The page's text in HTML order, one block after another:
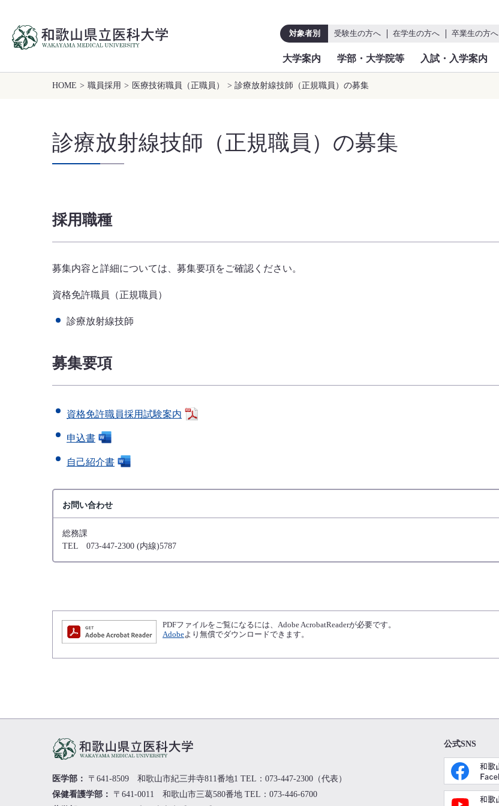
対象者別 受験生の方へ 在学生の方へ 卒業生の方へ
大学案内 学部・大学院等 入試・入学案内
HOME > 職員採用 > 医療技術職員（正職員） > 診療放射線技師（正規職員）の募集
診療放射線技師（正規職員）の募集
採用職種
募集内容と詳細については、募集要項をご確認ください。
資格免許職員（正規職員）
診療放射線技師
募集要項
資格免許職員採用試験案内
申込書
自己紹介書
お問い合わせ
総務課
TEL 073-447-2300 (内線)5787
PDFファイルをご覧になるには、Adobe AcrobatReaderが必要です。
Adobeより無償でダウンロードできます。
医学部： 〒641-8509 和歌山市紀三井寺811番地1 TEL：073-447-2300（代表）
保健看護学部：
〒641-0011 和歌山市三葛580番地 TEL：073-446-6700
公式SNS